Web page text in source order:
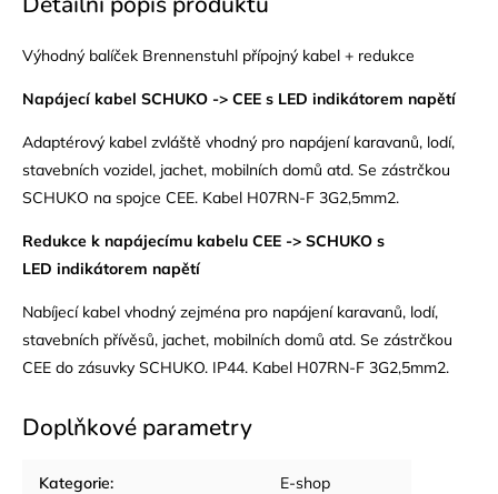
Výhodný balíček Brennenstuhl přípojný kabel + redukce
Napájecí kabel SCHUKO -> CEE s LED indikátorem napětí
Adaptérový kabel zvláště vhodný pro napájení karavanů, lodí,
stavebních vozidel, jachet, mobilních domů atd. Se zástrčkou
SCHUKO na spojce CEE. Kabel H07RN-F 3G2,5mm2.
Redukce k napájecímu kabelu CEE -> SCHUKO s
LED indikátorem napětí
Nabíjecí kabel vhodný zejména pro napájení karavanů, lodí,
stavebních přívěsů, jachet, mobilních domů atd. Se zástrčkou
CEE do zásuvky SCHUKO. IP44. Kabel H07RN-F 3G2,5mm2.
Doplňkové parametry
Kategorie: E-shop